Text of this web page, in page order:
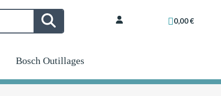
0,00 €
Bosch Outillages